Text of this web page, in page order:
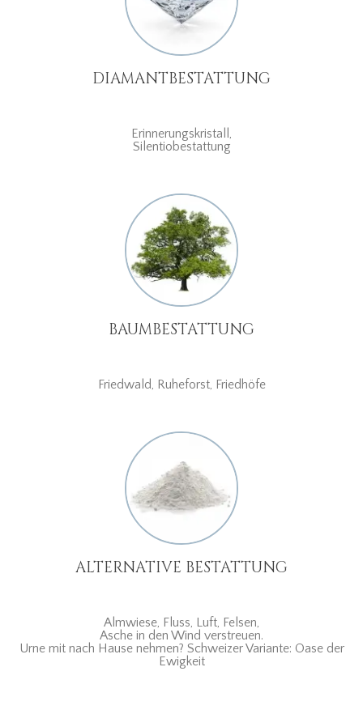
DIAMANTBESTATTUNG
Erinnerungskristall,
Silentiobestattung
BAUMBESTATTUNG
Friedwald, Ruheforst, Friedhöfe
ALTERNATIVE BESTATTUNG
Almwiese, Fluss, Luft, Felsen,
Asche in den Wind verstreuen.
Urne mit nach Hause nehmen? Schweizer Variante: Oase der
Ewigkeit